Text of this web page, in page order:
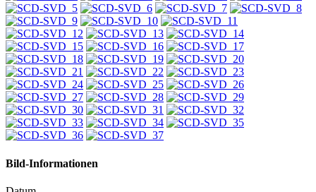
Bild-Informationen